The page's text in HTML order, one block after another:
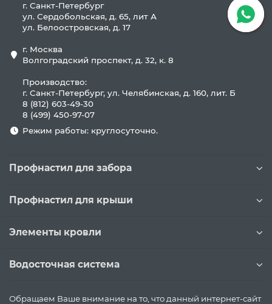
г. Санкт-Петербург
ул. Сердобольская, д. 65, лит А
ул. Белоостровская, д. 17
г. Москва
Волгоградский проспект, д. 32, к. 8
Производство:
г. Санкт-Петербург, ул. Челябинская, д. 160, лит. Б
8 (812) 603-49-30
8 (499) 450-97-07
Режим работы: круглосуточно.
Профнастил для забора
Профнастил для крыши
Элементы кровли
Водосточная система
Обращаем Ваше внимание на то, что данный интернет-сайт